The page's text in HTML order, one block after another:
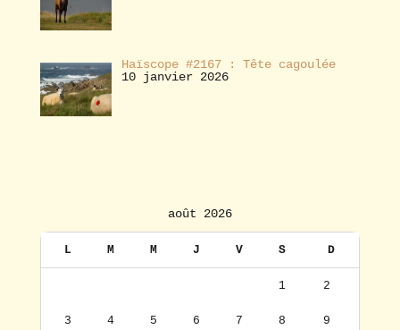
Haïscope #2167 : Tête cagoulée
10 janvier 2026
août 2026
L M M J V S D
1 2
3 4 5 6 7 8 9